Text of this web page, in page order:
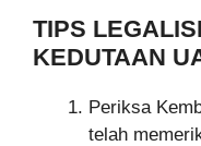
TIPS
KEDUTAAN
Periksa
telah